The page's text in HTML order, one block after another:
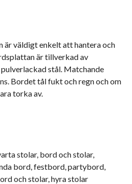
väldigt enkelt att hantera och
är tillverkad av
stål. Matchande
Bordet tål fukt och regn och om
torka av.
stolar, bord och stolar,
bord, festbord, partybord,
och stolar, hyra stolar